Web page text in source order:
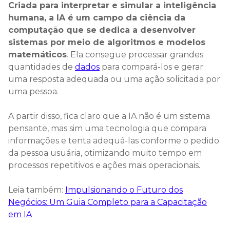
Criada para interpretar e simular a inteligência
humana, a IA é um campo da ciência da
computação que se dedica a desenvolver
sistemas por meio de algoritmos e modelos
matemáticos. Ela consegue processar grandes
quantidades de dados para compará-los e gerar
uma resposta adequada ou uma ação solicitada por
uma pessoa.
A partir disso, fica claro que a IA não é um sistema
pensante, mas sim uma tecnologia que compara
informações e tenta adequá-las conforme o pedido
da pessoa usuária, otimizando muito tempo em
processos repetitivos e ações mais operacionais.
Leia também: Impulsionando o Futuro dos
Negócios: Um Guia Completo para a Capacitação
em IA